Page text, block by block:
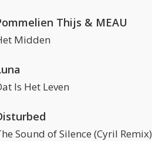
Thijs & MEAU
Midden
Is Het Leven
Sound of Silence (Cyril Remix)